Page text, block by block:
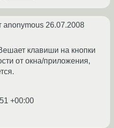
anonymous 26.07.2008
клавиши на кнопки
от окна/приложения,
+00:00